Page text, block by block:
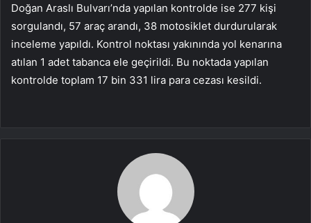
Doğan Araslı Bulvarı’nda yapılan kontrolde ise 277 kişi
sorgulandı, 57 araç arandı, 38 motosiklet durdurularak
inceleme yapıldı. Kontrol noktası yakınında yol kenarına
atılan 1 adet tabanca ele geçirildi. Bu noktada yapılan
kontrolde toplam 17 bin 331 lira para cezası kesildi.